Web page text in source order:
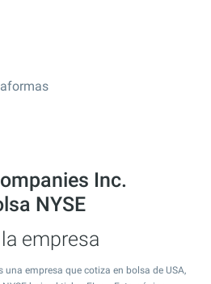
Inc.
NYSE
empresa
una empresa que cotiza en bolsa de USA,